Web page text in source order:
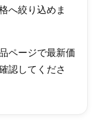
へ絞り込めま
ページで最新価
認してくださ